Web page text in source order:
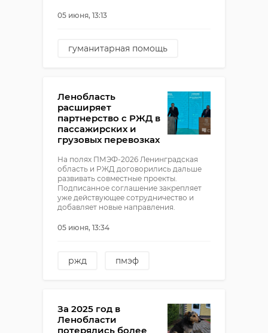
05 июня, 13:13
гуманитарная помощь
Ленобласть
расширяет
партнерство с РЖД в
пассажирских и
грузовых перевозках
На полях ПМЭФ-2026 Ленинградская
область и РЖД договорились дальше
развивать совместные проекты.
Подписанное соглашение закрепляет
уже действующее сотрудничество и
добавляет новые направления.
05 июня, 13:34
ржд
пмэф
За 2025 год в
Ленобласти
потерялись более